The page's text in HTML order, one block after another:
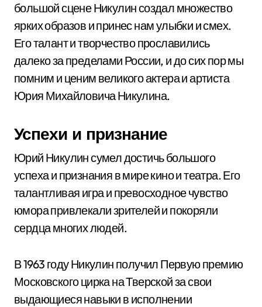
большой сцене Никулин создал множество
ярких образов и принес нам улыбки и смех.
Его талант и творчество прославились
далеко за пределами России, и до сих пор мы
помним и ценим великого актера и артиста
Юрия Михайловича Никулина.
Успехи и признание
Юрий Никулин сумел достичь большого
успеха и признания в мире кино и театра. Его
талантливая игра и превосходное чувство
юмора привлекали зрителей и покоряли
сердца многих людей.
В 1963 году Никулин получил Первую премию
Московского цирка на Тверской за свои
выдающиеся навыки в исполнении